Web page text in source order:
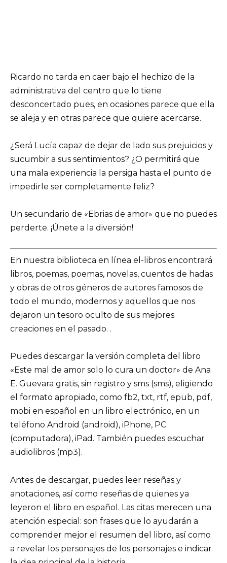
Ricardo no tarda en caer bajo el hechizo de la
administrativa del centro que lo tiene
desconcertado pues, en ocasiones parece que ella
se aleja y en otras parece que quiere acercarse.
¿Será Lucía capaz de dejar de lado sus prejuicios y
sucumbir a sus sentimientos? ¿O permitirá que
una mala experiencia la persiga hasta el punto de
impedirle ser completamente feliz?
Un secundario de «Ebrias de amor» que no puedes
perderte. ¡Únete a la diversión!
En nuestra biblioteca en línea el-libros encontrará
libros, poemas, poemas, novelas, cuentos de hadas
y obras de otros géneros de autores famosos de
todo el mundo, modernos y aquellos que nos
dejaron un tesoro oculto de sus mejores
creaciones en el pasado. .
Puedes descargar la versión completa del libro
«Este mal de amor solo lo cura un doctor» de Ana
E. Guevara gratis, sin registro y sms (sms), eligiendo
el formato apropiado, como fb2, txt, rtf, epub, pdf,
mobi en español en un libro electrónico, en un
teléfono Android (android), iPhone, PC
(computadora), iPad. También puedes escuchar
audiolibros (mp3).
Antes de descargar, puedes leer reseñas y
anotaciones, así como reseñas de quienes ya
leyeron el libro en español. Las citas merecen una
atención especial: son frases que lo ayudarán a
comprender mejor el resumen del libro, así como
a revelar los personajes de los personajes e indicar